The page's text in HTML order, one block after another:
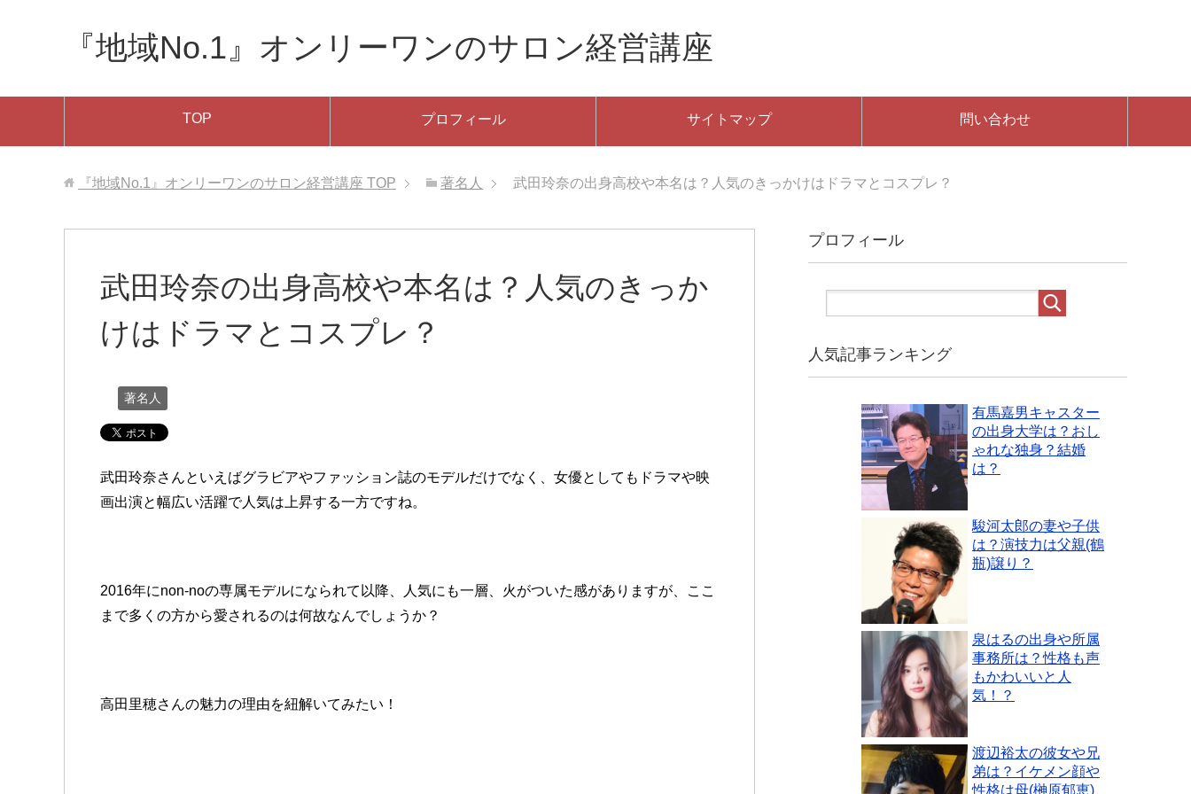
『地域No.1』オンリーワンのサロン経営講座
TOP プロフィール サイトマップ 問い合わせ
『地域No.1』オンリーワンのサロン経営講座 TOP 著名人 武田玲奈の出身高校や本名は？人気のきっかけはドラマとコスプレ？
武田玲奈の出身高校や本名は？人気のきっか
けはドラマとコスプレ？
著名人
武田玲奈さんといえばグラビアやファッション誌のモデルだけでなく、女優としてもドラマや映
画出演と幅広い活躍で人気は上昇する一方ですね。
2016年にnon-noの専属モデルになられて以降、人気にも一層、火がついた感がありますが、ここ
まで多くの方から愛されるのは何故なんでしょうか？
高田里穂さんの魅力の理由を紐解いてみたい！
プロフィール
人気記事ランキング
有馬嘉男キャスター
の出身大学は？おし
ゃれな独身？結婚
は？
駿河太郎の妻や子供
は？演技力は父親(鶴
瓶)譲り？
泉はるの出身や所属
事務所は？性格も声
もかわいいと人
気！？
渡辺裕太の彼女や兄
弟は？イケメン顔や
性格は母(榊原郁恵)